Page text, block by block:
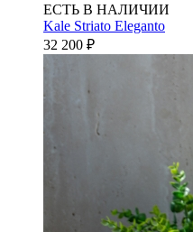
ЕСТЬ В НАЛИЧИИ
Kale Striato Eleganto
32 200 ₽